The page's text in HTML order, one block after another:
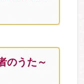
のうた～